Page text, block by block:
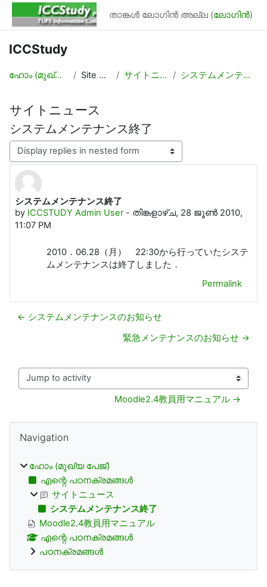
ഉള്ളടക്കത്തിലേക്ക് കടക്കുക
താങ്കള്‍ ലോഗിന്‍ അല്ല (ലോഗിന്‍)
ICCStudy
ഹോം (മുഖ്യ പേജ്‌) Site pages サイトニュース システムメンテナンス終了
サイトニュース
システムメンテナンス終了
Display mode
システムメンテナンス終了
by ICCSTUDY Admin User- തിങ്കളാഴ്‌ച, 28 ജൂൺ 2010,
11:07 PM
Number of replies: 0
2010．06.28（月） 22:30から行っていたシステ
ムメンテナンスは終了しました．
Permalink
← システムメンテナンスのお知らせ
緊急メンテナンスのお知らせ →
Jump to activity
Moodle2.4教員用マニュアル →
ബ്ലോക്കുകള്‍
Navigation
ഹോം (മുഖ്യ പേജ്‌)
എന്റെ പഠനക്രമങ്ങള്‍
サイトニュース
システムメンテナンス終了
Moodle2.4教員用マニュアル
എന്റെ പഠനക്രമങ്ങള്‍
പഠനക്രമങ്ങള്‍